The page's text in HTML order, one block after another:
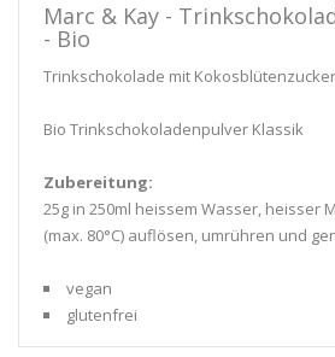
Marc & Kay -
- Bio
Trinkschokolade mit
Bio Trinkschokoladenpulver Klassik
Zubereitung:
25g in 250ml heissem Wasser, heisser
(max. 80°C) auflösen, umrühren und
vegan
glutenfrei